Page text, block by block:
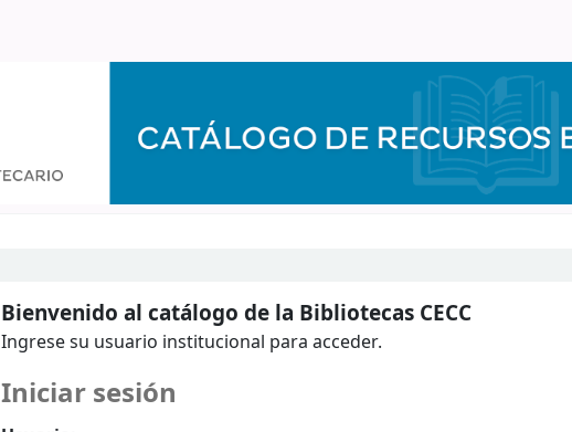
Bienvenido al catálogo de la Bibliotecas CECC
Ingrese su usuario institucional para acceder.
Iniciar sesión